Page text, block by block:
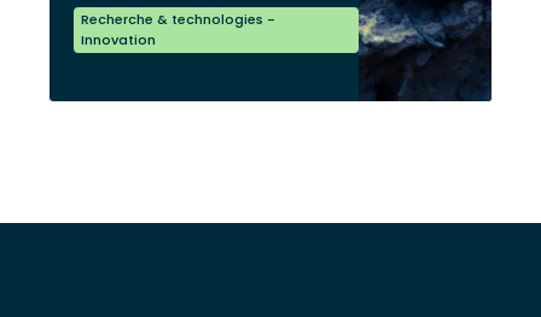
Recherche & technologies -
Innovation